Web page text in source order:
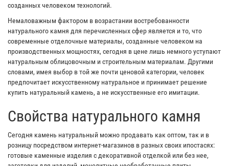
созданных человеком технологий.
Немаловажным фактором в возрастании востребованности
натурального камня для перечисленных сфер является и то, что
современные отделочные материалы, созданные человеком на
производственных мощностях, сегодня в цене лишь немного уступают
натуральным облицовочным и строительным материалам. Другими
словами, имея выбор в той же почти ценовой категории, человек
предпочитает искусственному натуральное и принимает решение
купить натуральный камень, а не искусственные его имитации.
Свойства натурального камня
Сегодня камень натуральный можно продавать как оптом, так и в
розницу посредством интернет-магазинов в разных своих ипостасях:
готовые каменные изделия с декоративной отделкой или без нее,